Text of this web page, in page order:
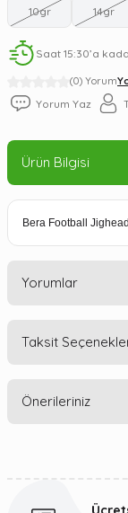
(0) Yorum
10gr 14gr
Saat 15:30’a
Yorum Yaz
Ürün Bilgisi
Bera Football
Yorumlar
Taksit
Önerileriniz